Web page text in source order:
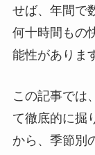
せば、年間で
何十時間もの
能性がありま
この記事では
て徹底的に掘
から、季節別